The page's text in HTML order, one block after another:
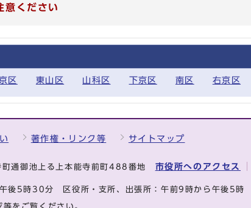
意ください
区 東山区 山科区 下京区 南区 右京区
著作権・リンク等 サイトマップ
通御池上る上本能寺前町488番地 市役所へのアクセス
午後5時30分 区役所・支所、出張所：午前9時から午後5時